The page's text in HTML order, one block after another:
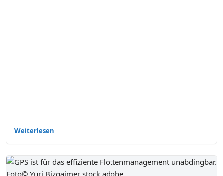
Weiterlesen